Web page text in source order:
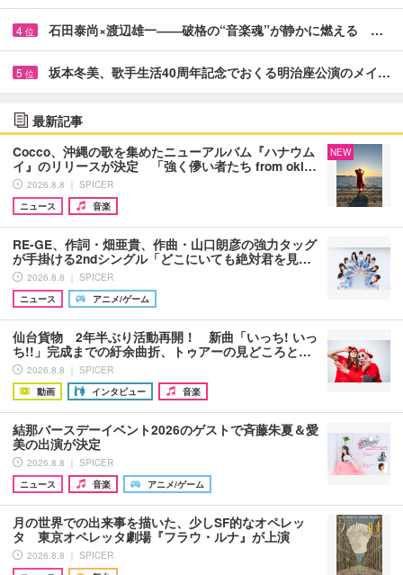
4 位 石田泰尚×渡辺雄一――破格の“音楽魂”が静かに燃える …
5 位 坂本冬美、歌手生活40周年記念でおくる明治座公演のメイ…
最新記事
Cocco、沖縄の歌を集めたニューアルバム『ハナウム
イ』のリリースが決定 「強く儚い者たち from oki…
2026.8.8 ｜ SPICER
ニュース
音楽
NEW
RE-GE、作詞・畑亜貴、作曲・山口朗彦の強力タッグ
が手掛ける2ndシングル「どこにいても絶対君を見…
2026.8.8 ｜ SPICER
ニュース
アニメ/ゲーム
仙台貨物 2年半ぶり活動再開！ 新曲「いっち! いっ
ち!!」完成までの紆余曲折、トゥアーの見どころと…
2026.8.8 ｜ SPICER
動画
インタビュー 音楽
結那バースデーイベント2026のゲストで斉藤朱夏＆愛
美の出演が決定
2026.8.8 ｜ SPICER
ニュース
音楽 アニメ/ゲーム
月の世界での出来事を描いた、少しSF的なオペレッ
タ 東京オペレッタ劇場『フラウ・ルナ』が上演
2026.8.8 ｜ SPICER